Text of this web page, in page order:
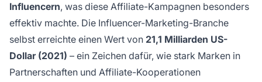
Influencern, was diese Affiliate-Kampagnen besonders
effektiv machte. Die Influencer-Marketing-Branche
selbst erreichte einen Wert von 21,1 Milliarden US-
Dollar (2021) – ein Zeichen dafür, wie stark Marken in
Partnerschaften und Affiliate-Kooperationen